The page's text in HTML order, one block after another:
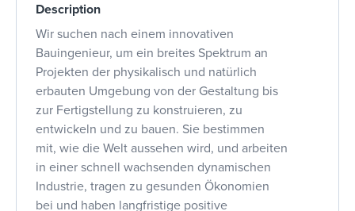
Description
Wir suchen nach einem innovativen
Bauingenieur, um ein breites Spektrum an
Projekten der physikalisch und natürlich
erbauten Umgebung von der Gestaltung bis
zur Fertigstellung zu konstruieren, zu
entwickeln und zu bauen. Sie bestimmen
mit, wie die Welt aussehen wird, und arbeiten
in einer schnell wachsenden dynamischen
Industrie, tragen zu gesunden Ökonomien
bei und haben langfristige positive